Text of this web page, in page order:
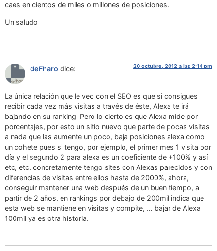
caes en cientos de miles o millones de posiciones.
Un saludo
deFharo dice: 20 octubre, 2012 a las 2:14 pm
La única relación que le veo con el SEO es que si consigues
recibir cada vez más visitas a través de éste, Alexa te irá
bajando en su ranking. Pero lo cierto es que Alexa mide por
porcentajes, por esto un sitio nuevo que parte de pocas visitas
a nada que las aumente un poco, baja posiciones alexa como
un cohete pues si tengo, por ejemplo, el primer mes 1 visita por
día y el segundo 2 para alexa es un coeficiente de +100% y así
etc, etc. concretamente tengo sites con Alexas parecidos y con
diferencias de visitas entre ellos hasta de 2000%, ahora,
conseguir mantener una web después de un buen tiempo, a
partir de 2 años, en rankings por debajo de 200mil indica que
esta web se mantiene en visitas y compite, … bajar de Alexa
100mil ya es otra historia.